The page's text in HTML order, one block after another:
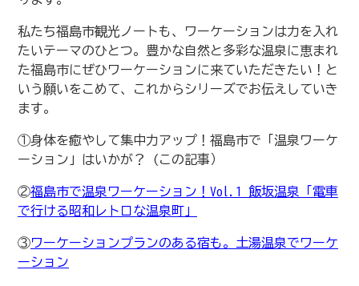
私たち福島市観光ノートも、ワーケーションは力を入れ
たいテーマのひとつ。豊かな自然と多彩な温泉に恵まれ
た福島市にぜひワーケーションに来ていただきたい！と
いう願いをこめて、これからシリーズでお伝えしていき
ます。
①身体を癒やして集中力アップ！福島市で「温泉ワーケ
ーション」はいかが？ (この記事）
②福島市で温泉ワーケーション！Vol.1 飯坂温泉「電車
で行ける昭和レトロな温泉町」
③ワーケーションプランのある宿も。土湯温泉でワーケ
ーション